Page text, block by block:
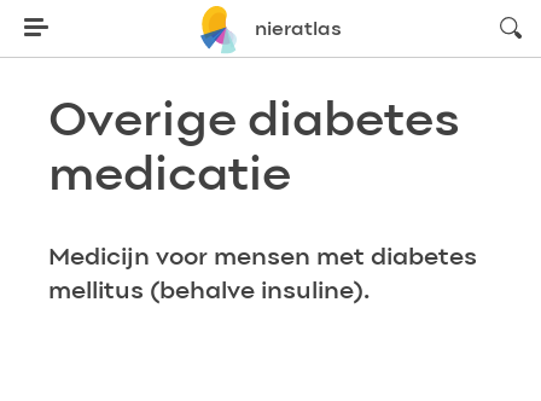
nieratlas
Overige diabetes
medicatie
Medicijn voor mensen met diabetes
mellitus (behalve insuline).